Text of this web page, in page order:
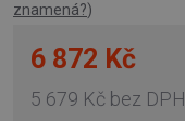
znamená?)
6 872 Kč
5 679 Kč bez DPH